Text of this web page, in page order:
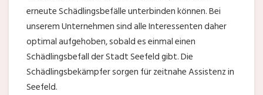
erneute Schädlingsbefälle unterbinden können. Bei
unserem Unternehmen sind alle Interessenten daher
optimal aufgehoben, sobald es einmal einen
Schädlingsbefall der Stadt Seefeld gibt. Die
Schädlingsbekämpfer sorgen für zeitnahe Assistenz in
Seefeld.